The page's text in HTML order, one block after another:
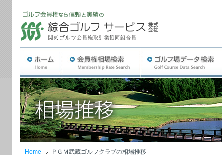
Home ＰＧＭ武蔵ゴルフクラブの相場推移